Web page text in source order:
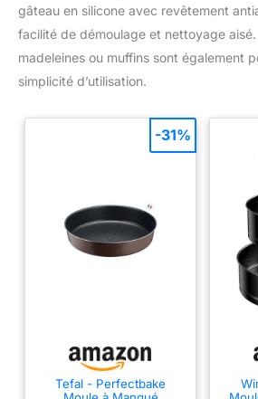
gâteau en silicone avec revêtement
facilité de démoulage et nettoyage aisé.
madeleines ou muffins sont également
simplicité d’utilisation.
Tefal - Perfectbake
-31%